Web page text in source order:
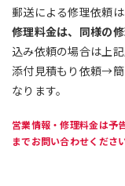
郵送による修理依頼
修理料金は、同様の
込み依頼の場合は上
添付見積もり依頼→
なります。
営業情報・修理料金は予
までお問い合わせください